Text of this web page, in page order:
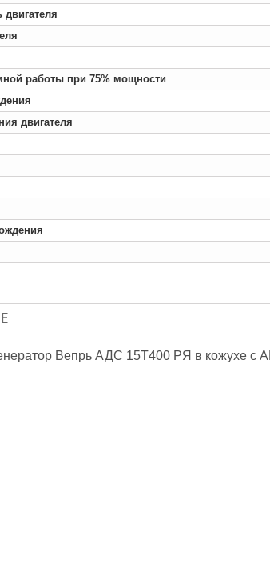
двигателя
работы при 75% мощности
двигателя
Вепрь АДС 15Т400 РЯ в кожухе с